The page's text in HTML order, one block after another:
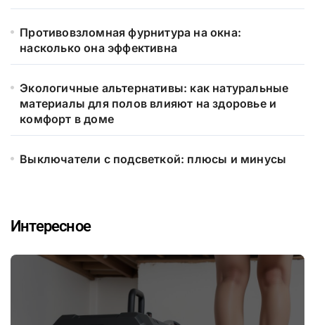
Противовзломная фурнитура на окна:
насколько она эффективна
Экологичные альтернативы: как натуральные
материалы для полов влияют на здоровье и
комфорт в доме
Выключатели с подсветкой: плюсы и минусы
Интересное